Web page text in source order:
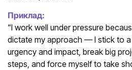
Приклад:
“I work well under pressure
dictate my approach — I stick to a
urgency and impact, break big
steps, and force myself to take